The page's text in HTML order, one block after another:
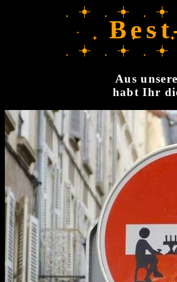
Aus
habt Ihr